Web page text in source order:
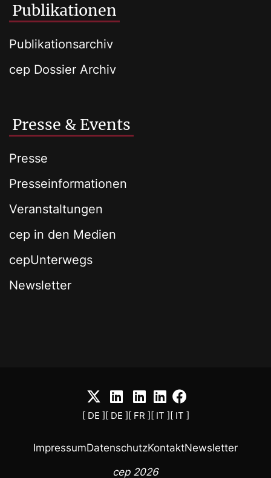
Publikationen
Publikationsarchiv
cep Dossier Archiv
Presse & Events
Presse
Presseinformationen
Veranstaltungen
cep in den Medien
cepUnterwegs
Newsletter
[ DE ][ DE ][ FR ][ IT ][ IT ]
ImpressumDatenschutzKontaktNewsletter
cep 2026